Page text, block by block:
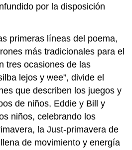
por la disposición
primeras líneas del poema,
más tradicionales para el
tres ocasiones de las
lejos y wee”, divide el
que describen los juegos y
de niños, Eddie y Bill y
niños, celebrando los
la Just-primavera de
de movimiento y energía